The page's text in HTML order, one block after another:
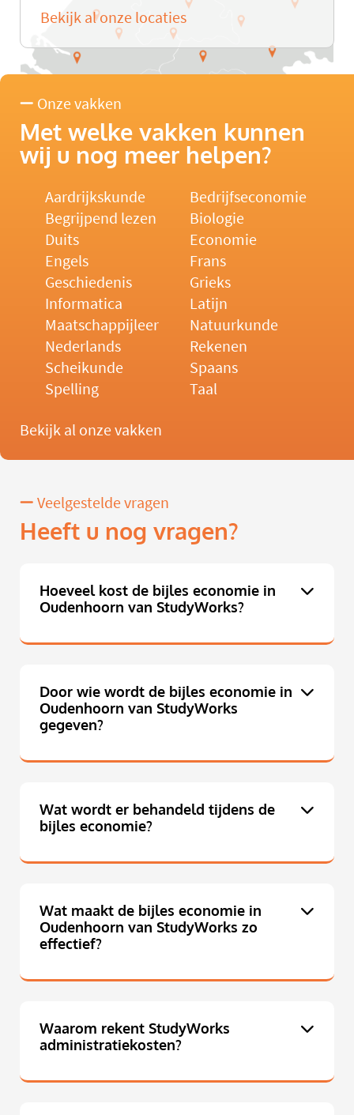
Bekijk al onze locaties
Onze vakken
Met welke vakken kunnen
wij u nog meer helpen?
Aardrijkskunde
Bedrijfseconomie
Begrijpend lezen
Biologie
Duits
Economie
Engels
Frans
Geschiedenis
Grieks
Informatica
Latijn
Maatschappijleer
Natuurkunde
Nederlands
Rekenen
Scheikunde
Spaans
Spelling
Taal
Bekijk al onze vakken
Veelgestelde vragen
Heeft u nog vragen?
Hoeveel kost de bijles economie in
Oudenhoorn van StudyWorks?
Door wie wordt de bijles economie in
Oudenhoorn van StudyWorks
gegeven?
Wat wordt er behandeld tijdens de
bijles economie?
Wat maakt de bijles economie in
Oudenhoorn van StudyWorks zo
effectief?
Waarom rekent StudyWorks
administratiekosten?